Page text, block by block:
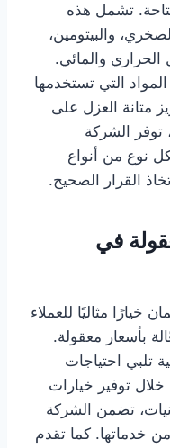
تشمل هذه
والبيتومين،
الحراري والمائي.
التي تستخدمها
متانة العزل على
توفر الشركة
نوع من أنواع
القرار الصحيح.
في
مثاليًا للعملاء
بأسعار معقولة.
تلبي احتياجات
خلال توفير خيارات
تضمن الشركة
خدماتها. كما تقدم